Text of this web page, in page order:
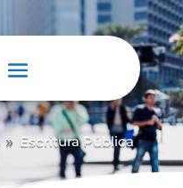
9 Escritura Pública